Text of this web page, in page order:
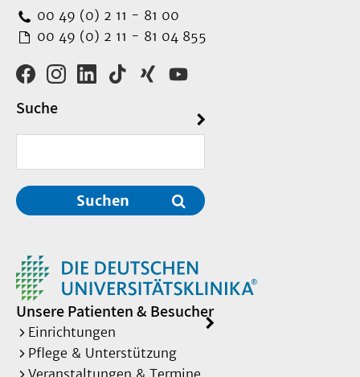
00 49 (0) 2 11 - 81 00
00 49 (0) 2 11 - 81 04 855
Suche
Suchen
Unsere Patienten & Besucher
Einrichtungen
Pflege & Unterstützung